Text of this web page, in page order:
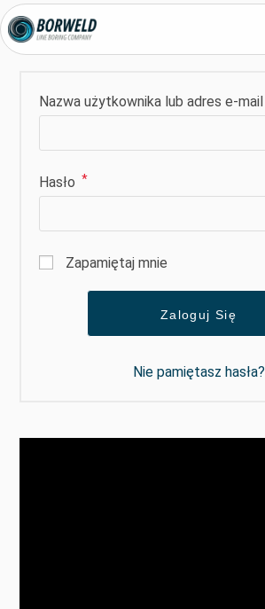
Nazwa użytkownika lub adres e-mail
Hasło *
Zapamiętaj mnie
Zaloguj Się
Nie pamiętasz hasła?